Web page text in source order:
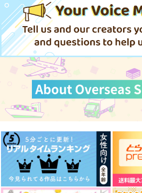
DESERT ROSE
Butter Boy
（税込）
空条承太郎×花京院典明
作品詳細
海宙時計
787円 （税込）
空条承太郎×花京院典明
作品詳細
787円（税込）
ジョジョの奇妙な冒険
空条承太郎×花京院典明
サンプル
カート
専売 1,257円（税込）
ジョジョの奇妙な冒険
空条承太郎×花京院典明
サンプル